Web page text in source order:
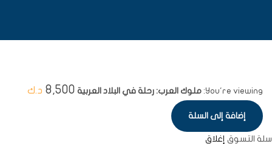
You're viewing: ملوك العرب: رحلة في البلاد العربية 8,500 د.ك
إضافة إلى السلة
سلة التسوق إغلاق